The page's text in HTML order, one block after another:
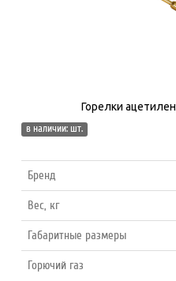
Горелки
в наличии: шт.
Бренд
Вес, кг
Габаритные размеры
Горючий газ